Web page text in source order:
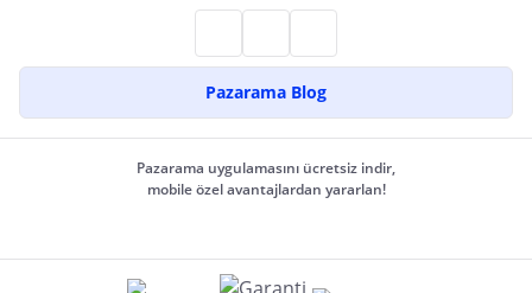
Pazarama Blog
Pazarama uygulamasını ücretsiz indir,
mobile özel avantajlardan yararlan!